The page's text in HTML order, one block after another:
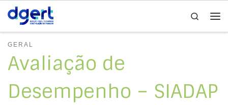
Skip to content
Search
GERAL
Avaliação de
Desempenho – SIADAP